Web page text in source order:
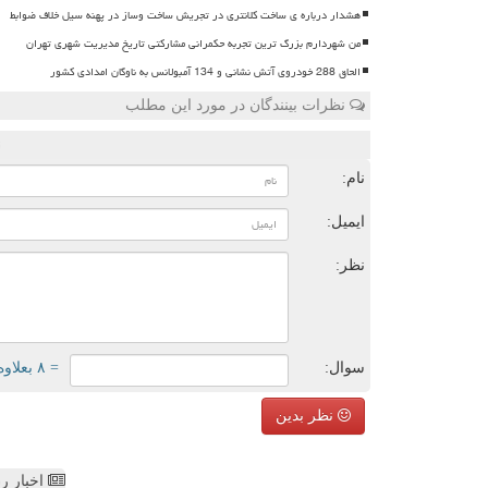
هشدار درباره ی ساخت کلانتری در تجریش ساخت وساز در پهنه سیل خلاف ضوابط
من شهردارم بزرگ ترین تجربه حکمرانی مشارکتی تاریخ مدیریت شهری تهران
الحاق 288 خودروی آتش نشانی و 134 آمبولانس به ناوگان امدادی کشور
نظرات بینندگان در مورد این مطلب
نام:
ایمیل:
نظر:
سوال: = ۸ بعلاوه ۵
نظر بدین
اخبار